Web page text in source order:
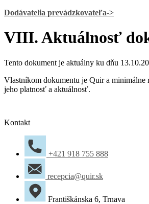
Dodávatelia prevádzkovateľa->
VIII. Aktuálnosť
Tento dokument je aktuálny ku dňu
Vlastníkom dokumentu je Quir a minimálne
jeho platnosť a aktuálnosť.
Kontakt
+421 918 755 888
recepcia@quir.sk
Františkánska 6, Trnava